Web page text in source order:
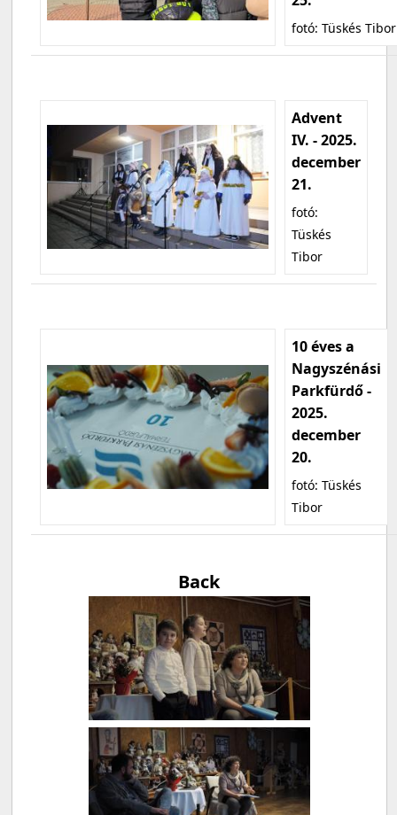
fotó: Tüskés Tibor
Advent
IV. - 2025.
december
21.
fotó:
Tüskés
Tibor
10 éves a
Nagyszénási
Parkfürdő -
2025.
december
20.
fotó: Tüskés
Tibor
Back